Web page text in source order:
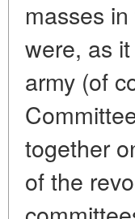
masses
were, as
army (of
together
of the